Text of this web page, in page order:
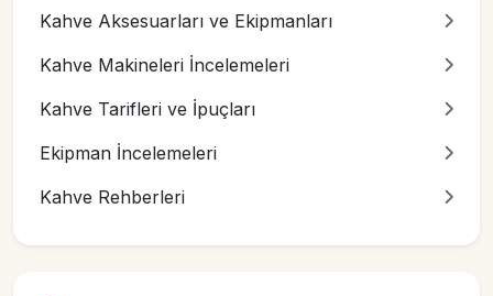
Kahve Aksesuarları ve Ekipmanları
Kahve Makineleri İncelemeleri
Kahve Tarifleri ve İpuçları
Ekipman İncelemeleri
Kahve Rehberleri